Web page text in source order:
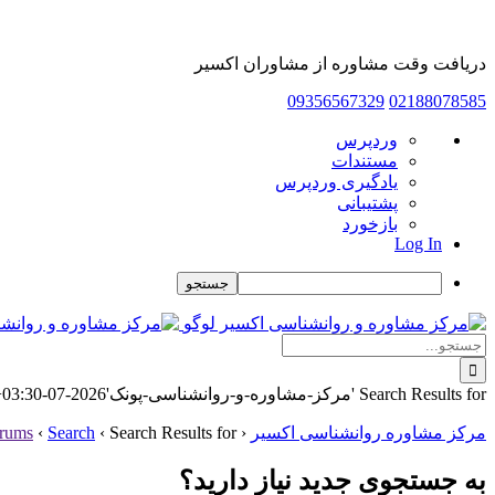
دریافت وقت مشاوره از مشاوران اکسیر
02188078585
09356567329
درباره
وردپرس
وردپرس
مستندات
یادگیری وردپرس
پشتیبانی
بازخورد
Log In
جستجو
Skip
to
content
جستجو
برای:
Search Results for 'مرکز-مشاوره-و-روانشناسی-پونک'
2026-07-28T07:21:30+03:30
مرکز مشاوره روانشناسی اکسیر ‹
‹ Search ‹ Search Results for 'مرکز-مشاوره-و-روانشناسی-پونک'
به جستجوی جديد نياز داريد؟